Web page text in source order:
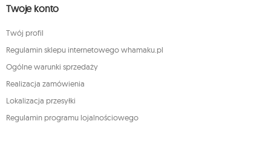
Twoje konto
Twój profil
Regulamin sklepu internetowego whamaku.pl
Ogólne warunki sprzedaży
Realizacja zamówienia
Lokalizacja przesyłki
Regulamin programu lojalnościowego